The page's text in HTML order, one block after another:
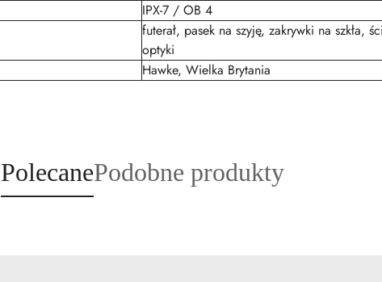
IPX-7 / OB 4
futerał, pasek na szyję, zakrywki na szkła,
optyki
Hawke, Wielka Brytania
Produkty
o
PolecaneProdukty
o
Podobne produkty